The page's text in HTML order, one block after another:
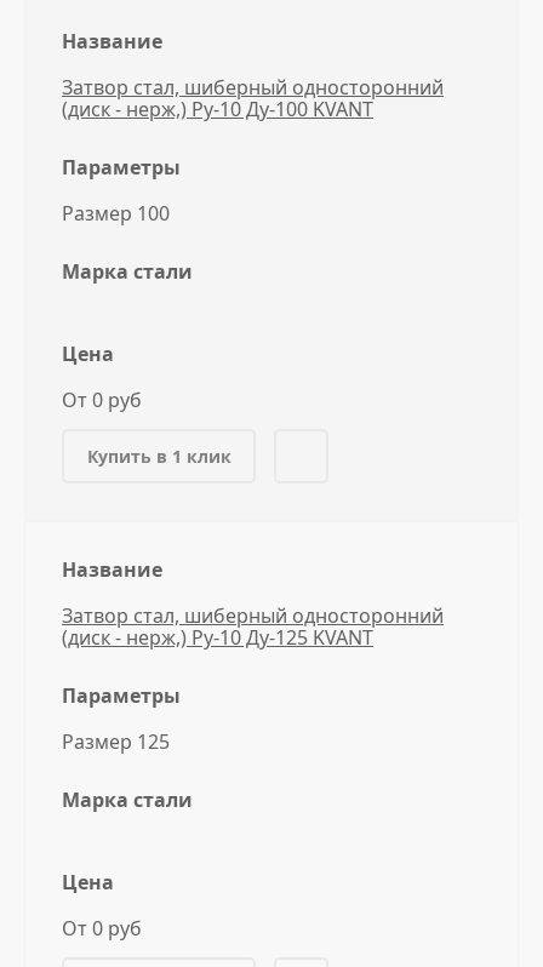
Название
Затвор стал, шиберный односторонний
(диск - нерж,) Ру-10 Ду-100 KVANT
Параметры
Размер 100
Марка стали
Цена
От 0 руб
Купить в 1 клик
Название
Затвор стал, шиберный односторонний
(диск - нерж,) Ру-10 Ду-125 KVANT
Параметры
Размер 125
Марка стали
Цена
От 0 руб